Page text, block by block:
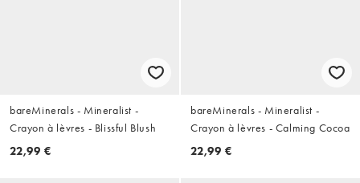
bareMinerals - Mineralist -
Crayon à lèvres - Blissful Blush
22,99 €
bareMinerals - Mineralist -
Crayon à lèvres - Calming Cocoa
22,99 €